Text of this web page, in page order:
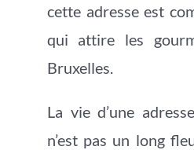
cette adresse est
qui attire les
Bruxelles.
La vie d’une
n’est pas un long